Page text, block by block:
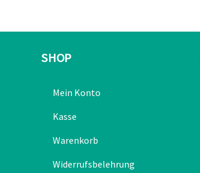
SHOP
Mein Konto
Kasse
Warenkorb
Widerrufsbelehrung